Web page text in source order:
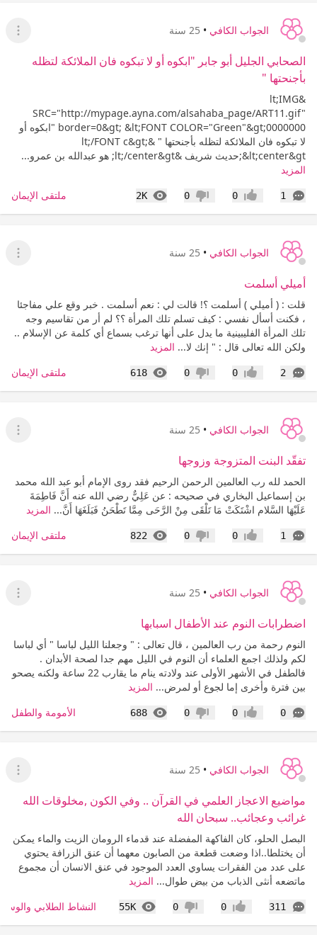
الجواب الكافي • 25 سنة
عرض
الصحابي الجليل أبو جابر "ابكوه أو لا تبكوه فان الملائكة لتظله
بأجنحتها "
&lt;IMG
SRC="http://mypage.ayna.com/alsahaba_page/ART11.gif"
border=0&gt; &lt;FONT COLOR="Green"&gt;0000000 "ابكوه أو
لا تبكوه فان الملائكة لتظله بأجنحتها " &lt;/FONT c&gt;
&lt;center&gt;حديث شريف &lt;/center&gt; هو عبدالله بن عمرو...
المزيد
1
التعليقات إعجاب0 عدم إعجاب
0
2K
المشاهدات ملتقى الإيمان
الجواب الكافي • 25 سنة
عرض
أميلي أسلمت
قلت : ( أميلي ) أسلمت ؟! قالت لي : نعم أسلمت . خبر وقع علي مفاجئا
، فكنت أسأل نفسي : كيف تسلم تلك المرأة ؟؟ لم أر من تقاسيم وجه
تلك المرأة الفليبينية ما يدل على أنها ترغب بسماع أي كلمة عن الإسلام ..
ولكن الله تعالى قال : " إنك لا... المزيد
2
التعليقات إعجاب0 عدم إعجاب
0
618
المشاهدات ملتقى الإيمان
الجواب الكافي • 25 سنة
عرض
تفقّد البنت المتزوجة وزوجها
الحمد لله رب العالمين الرحمن الرحيم فقد روى الإمام أبو عبد الله محمد
بن إسماعيل البخاري في صحيحه : عن عَلِيٌّ رضي الله عنه أَنَّ فَاطِمَةَ
عَلَيْهَا السَّلام اشْتَكَتْ مَا تَلْقَى مِنْ الرَّحَى مِمَّا تَطْحَنُ فَبَلَغَهَا أَنَّ... المزيد
1
التعليقات إعجاب0 عدم إعجاب
0
822
المشاهدات ملتقى الإيمان
الجواب الكافي • 25 سنة
عرض
اضطرابات النوم عند الأطفال اسبابها
النوم رحمة من رب العالمين ، قال تعالى : " وجعلنا الليل لباسا " أي لباسا
لكم ولذلك اجمع العلماء أن النوم في الليل مهم جدا لصحة الأبدان .
فالطفل في الأشهر الأولى عند ولادته ينام ما يقارب 22 ساعة ولكنه يصحو
بين فترة وأخرى إما لجوع أو لمرض... المزيد
0
التعليقات إعجاب0 عدم إعجاب
0
688
المشاهدات الأمومة والطفل
الجواب الكافي • 25 سنة
عرض
مواضيع الاعجاز العلمي في القرآن .. وفي الكون ,مخلوقات الله
غرائب وعجائب.. سبحان الله
البصل الحلو، كان الفاكهة المفضلة عند قدماء الرومان الزيت والماء يمكن
أن يختلطا..اذا وضعت قطعة من الصابون معهما أن عنق الزرافة يحتوي
على عدد من الفقرات يساوي العدد الموجود في عنق الانسان أن مجموع
ماتضعه أنثى الذباب من بيض طوال... المزيد
311
التعليقات إعجاب0 عدم إعجاب
0
55K
المشاهدات النشاط الطلابي